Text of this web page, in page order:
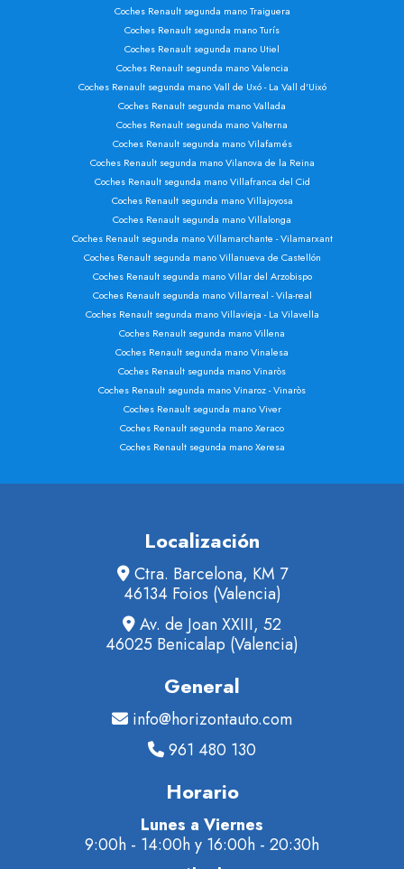
Coches Renault segunda mano Traiguera
Coches Renault segunda mano Turís
Coches Renault segunda mano Utiel
Coches Renault segunda mano Valencia
Coches Renault segunda mano Vall de Uxó - La Vall d'Uixó
Coches Renault segunda mano Vallada
Coches Renault segunda mano Valterna
Coches Renault segunda mano Vilafamés
Coches Renault segunda mano Vilanova de la Reina
Coches Renault segunda mano Villafranca del Cid
Coches Renault segunda mano Villajoyosa
Coches Renault segunda mano Villalonga
Coches Renault segunda mano Villamarchante - Vilamarxant
Coches Renault segunda mano Villanueva de Castellón
Coches Renault segunda mano Villar del Arzobispo
Coches Renault segunda mano Villarreal - Vila-real
Coches Renault segunda mano Villavieja - La Vilavella
Coches Renault segunda mano Villena
Coches Renault segunda mano Vinalesa
Coches Renault segunda mano Vinaròs
Coches Renault segunda mano Vinaroz - Vinaròs
Coches Renault segunda mano Viver
Coches Renault segunda mano Xeraco
Coches Renault segunda mano Xeresa
Localización
Ctra. Barcelona, KM 7
46134 Foios (Valencia)
Av. de Joan XXIII, 52
46025 Benicalap (Valencia)
General
info@horizontauto.com
961 480 130
Horario
Lunes a Viernes
9:00h - 14:00h y 16:00h - 20:30h